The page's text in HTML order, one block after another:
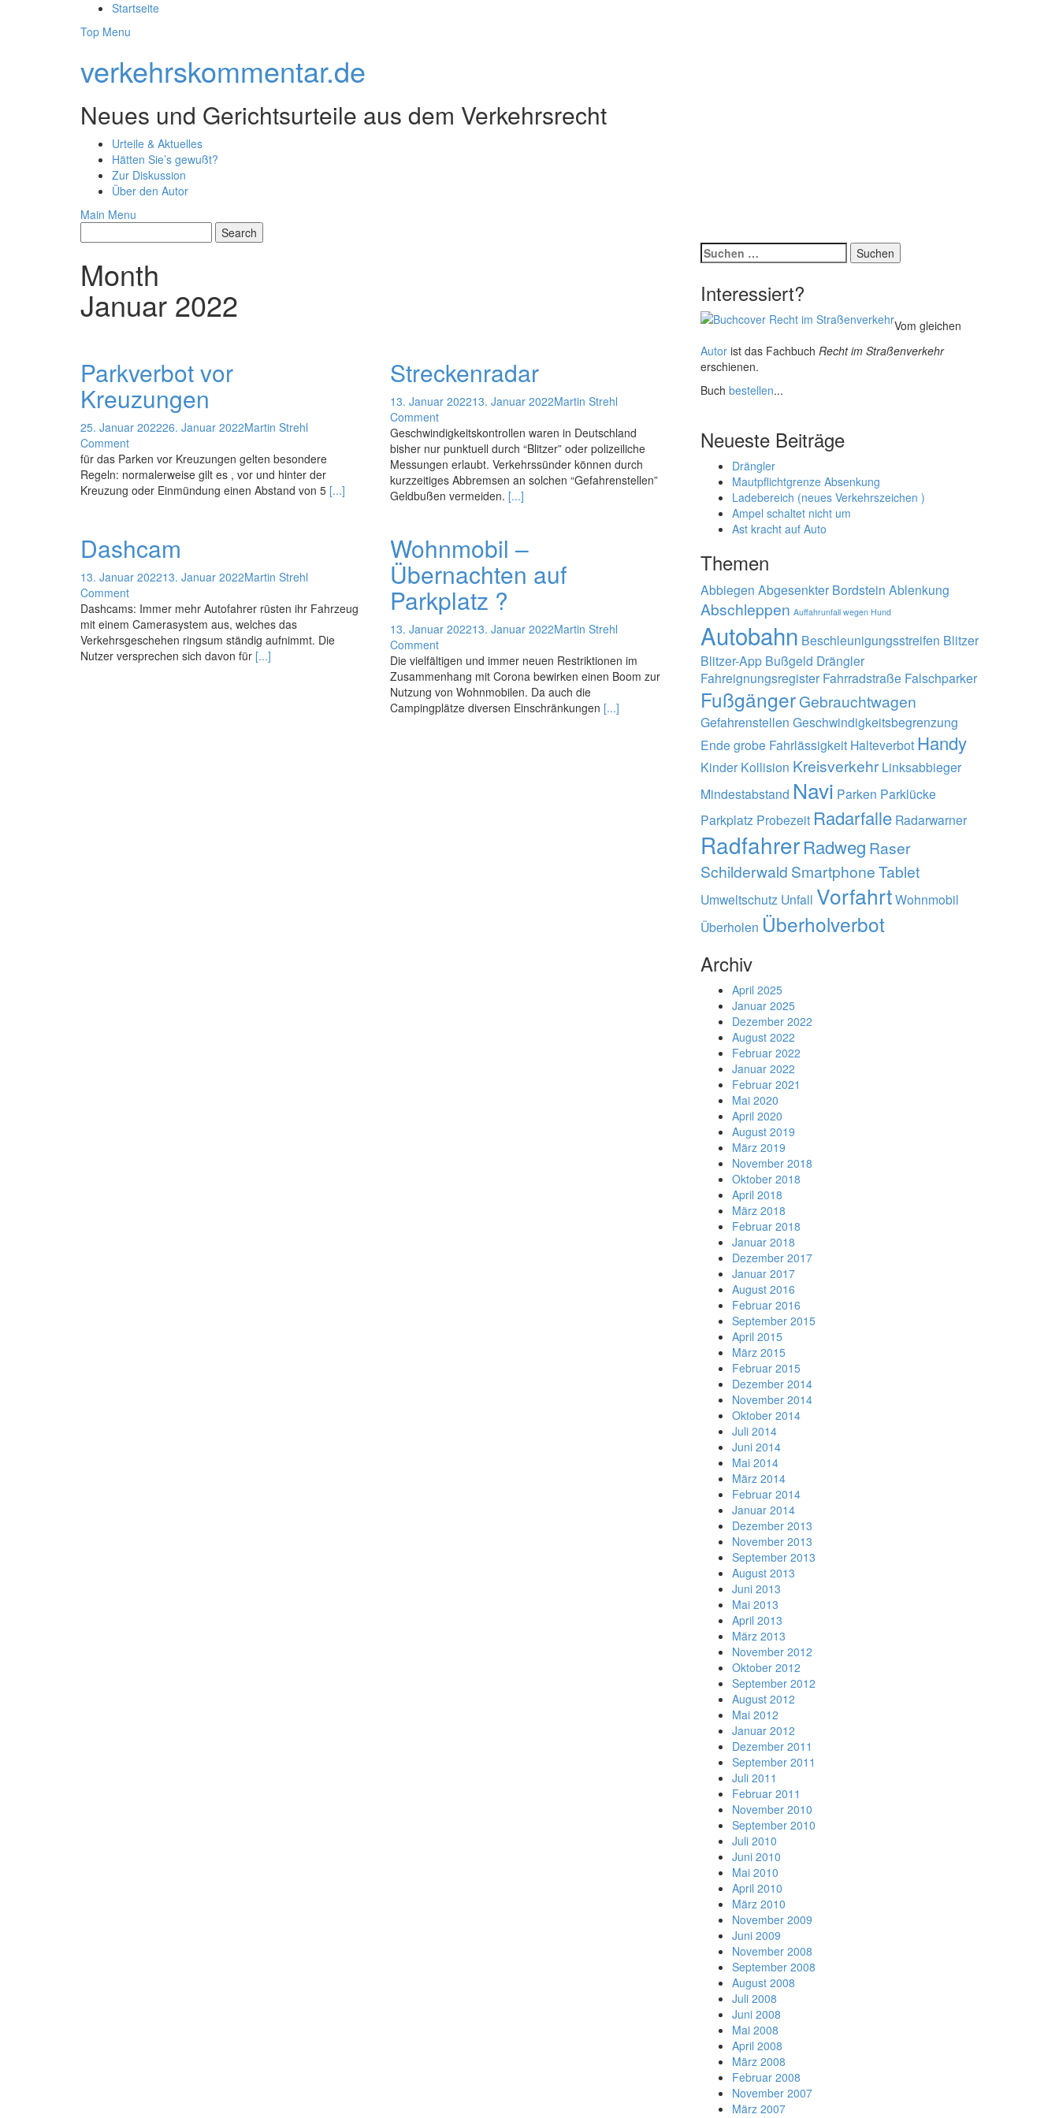
Startseite
Top Menu
verkehrskommentar.de
Neues und Gerichtsurteile aus dem Verkehrsrecht
Urteile & Aktuelles
Hätten Sie’s gewußt?
Zur Diskussion
Über den Autor
Main Menu
Month
Januar 2022
Parkverbot vor
Kreuzungen
25. Januar 202226. Januar 2022Martin Strehl
Comment
für das Parken vor Kreuzungen gelten besondere
Regeln: normalerweise gilt es , vor und hinter der
Kreuzung oder Einmündung einen Abstand von 5 [...]
Streckenradar
13. Januar 202213. Januar 2022Martin Strehl
Comment
Geschwindigkeitskontrollen waren in Deutschland
bisher nur punktuell durch “Blitzer” oder polizeiliche
Messungen erlaubt. Verkehrssünder können durch
kurzzeitiges Abbremsen an solchen “Gefahrenstellen”
Geldbußen vermeiden. [...]
Dashcam
13. Januar 202213. Januar 2022Martin Strehl
Comment
Dashcams: Immer mehr Autofahrer rüsten ihr Fahrzeug
mit einem Camerasystem aus, welches das
Verkehrsgeschehen ringsum ständig aufnimmt. Die
Nutzer versprechen sich davon für [...]
Wohnmobil –
Übernachten auf
Parkplatz ?
13. Januar 202213. Januar 2022Martin Strehl
Comment
Die vielfältigen und immer neuen Restriktionen im
Zusammenhang mit Corona bewirken einen Boom zur
Nutzung von Wohnmobilen. Da auch die
Campingplätze diversen Einschränkungen [...]
Suchen
nach:
Interessiert?
Vom gleichen
Autorist das Fachbuch Recht im Straßenverkehr
erschienen.
Buch bestellen...
Neueste Beiträge
Drängler
Mautpflichtgrenze Absenkung
Ladebereich (neues Verkehrszeichen )
Ampel schaltet nicht um
Ast kracht auf Auto
Themen
Abbiegen Abgesenkter Bordstein Ablenkung
Abschleppen Auffahrunfall wegen Hund
Autobahn Beschleunigungsstreifen Blitzer
Blitzer-App Bußgeld Drängler
Fahreignungsregister Fahrradstraße Falschparker
FußgängerGebrauchtwagen
Gefahrenstellen Geschwindigkeitsbegrenzung
Ende grobe Fahrlässigkeit Halteverbot Handy
Kinder Kollision Kreisverkehr Linksabbieger
Mindestabstand Navi Parken Parklücke
Parkplatz Probezeit Radarfalle Radarwarner
Radfahrer Radweg Raser
Schilderwald SmartphoneTablet
Umweltschutz Unfall VorfahrtWohnmobil
Überholen Überholverbot
Archiv
April 2025
Januar 2025
Dezember 2022
August 2022
Februar 2022
Januar 2022
Februar 2021
Mai 2020
April 2020
August 2019
März 2019
November 2018
Oktober 2018
April 2018
März 2018
Februar 2018
Januar 2018
Dezember 2017
Januar 2017
August 2016
Februar 2016
September 2015
April 2015
März 2015
Februar 2015
Dezember 2014
November 2014
Oktober 2014
Juli 2014
Juni 2014
Mai 2014
März 2014
Februar 2014
Januar 2014
Dezember 2013
November 2013
September 2013
August 2013
Juni 2013
Mai 2013
April 2013
März 2013
November 2012
Oktober 2012
September 2012
August 2012
Mai 2012
Januar 2012
Dezember 2011
September 2011
Juli 2011
Februar 2011
November 2010
September 2010
Juli 2010
Juni 2010
Mai 2010
April 2010
März 2010
November 2009
Juni 2009
November 2008
September 2008
August 2008
Juli 2008
Juni 2008
Mai 2008
April 2008
März 2008
Februar 2008
November 2007
März 2007